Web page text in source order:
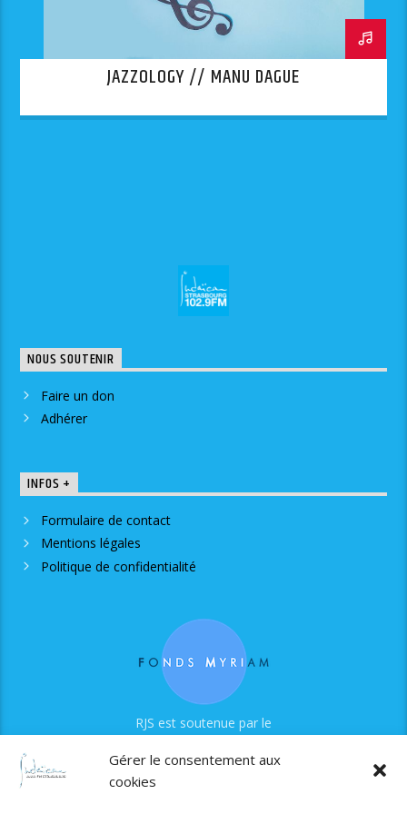
Gérer le consentement aux
cookies
JAZZOLOGY // MANU DAGUE
NOUS SOUTENIR
Faire un don
Adhérer
INFOS +
Formulaire de contact
Mentions légales
Politique de confidentialité
RJS est soutenue par le